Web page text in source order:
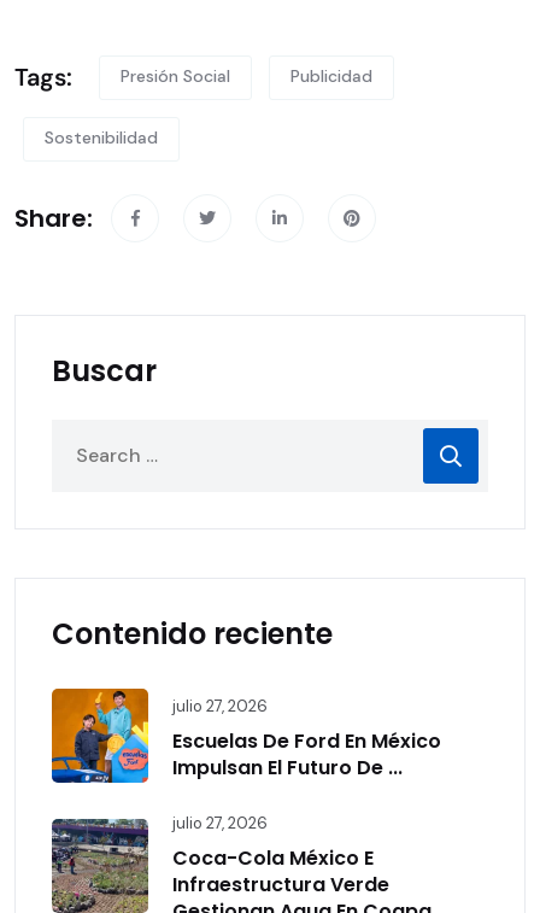
Tags: Presión Social Publicidad
Sostenibilidad
Share:
Buscar
Contenido reciente
julio 27, 2026
Escuelas De Ford En México
Impulsan El Futuro De ...
julio 27, 2026
Coca-Cola México E
Infraestructura Verde